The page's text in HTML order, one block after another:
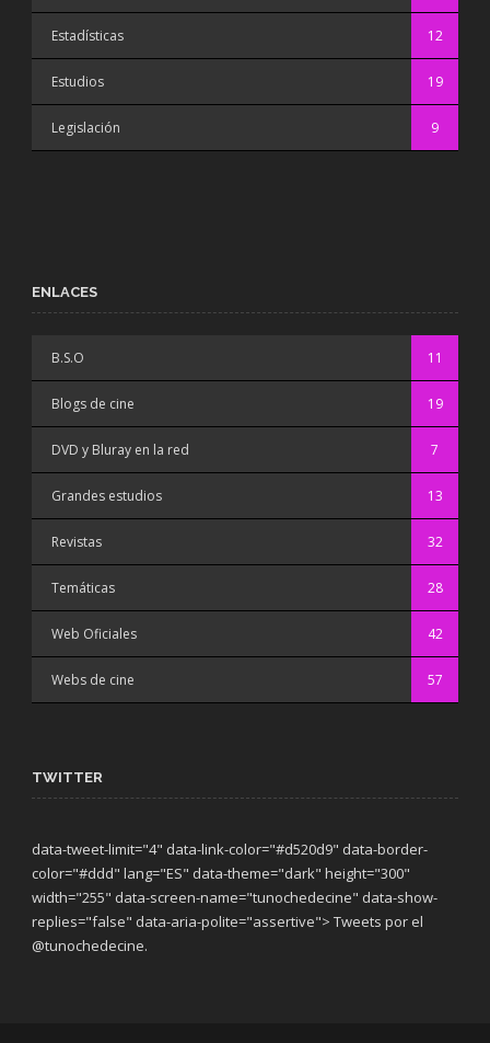
Estadísticas 12
Estudios 19
Legislación 9
ENLACES
B.S.O 11
Blogs de cine 19
DVD y Bluray en la red 7
Grandes estudios 13
Revistas 32
Temáticas 28
Web Oficiales 42
Webs de cine 57
TWITTER
data-tweet-limit="4" data-link-color="#d520d9" data-border-
color="#ddd" lang="ES" data-theme="dark" height="300"
width="255" data-screen-name="tunochedecine" data-show-
replies="false" data-aria-polite="assertive"> Tweets por el
@tunochedecine.